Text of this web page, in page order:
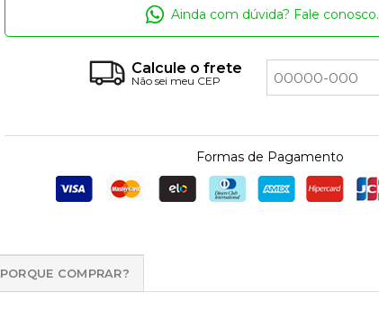
Ainda com dúvida? Fale conosco.
Calcule o frete
Não sei meu CEP
Formas de Pagamento
PORQUE COMPRAR?